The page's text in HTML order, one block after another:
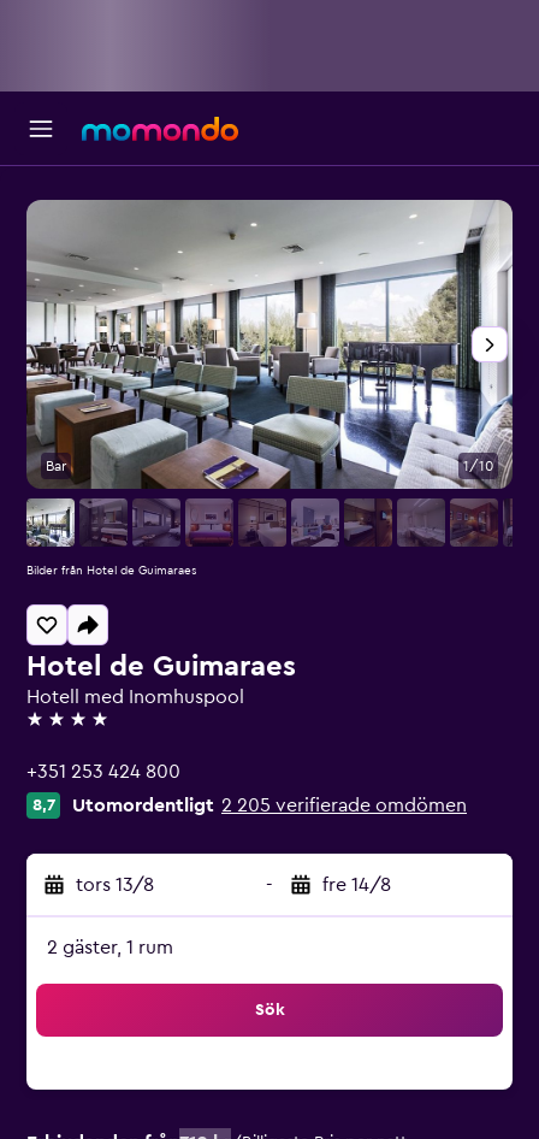
Hotel de Guimaraes
Hotell med Inomhuspool
4 stjärnor
+351 253 424 800
8,7 Utomordentligt 2 205 verifierade omdömen
tors 13/8 - fre 14/8
2 gäster, 1 rum
Sök
Bar 1/10
Bilder från Hotel de Guimaraes